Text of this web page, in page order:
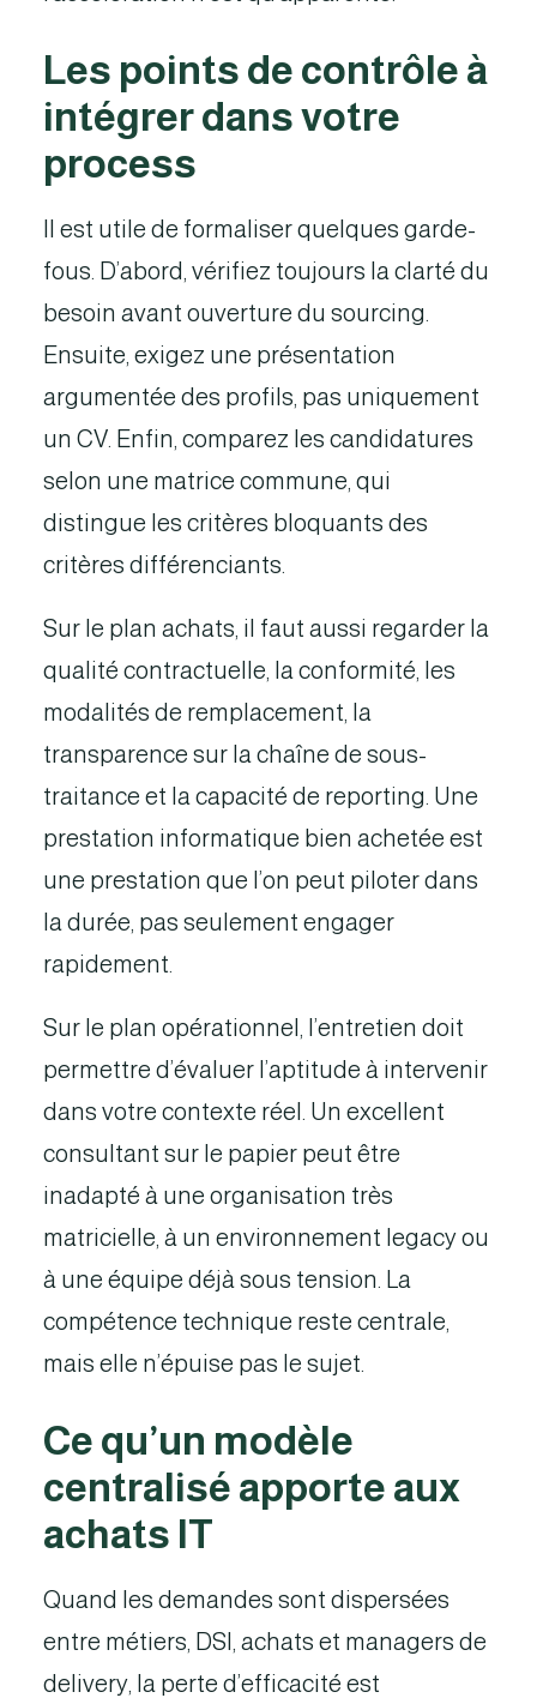
Les points de contrôle à
intégrer dans votre
process
Il est utile de formaliser quelques garde-
fous. D’abord, vérifiez toujours la clarté du
besoin avant ouverture du sourcing.
Ensuite, exigez une présentation
argumentée des profils, pas uniquement
un CV. Enfin, comparez les candidatures
selon une matrice commune, qui
distingue les critères bloquants des
critères différenciants.
Sur le plan achats, il faut aussi regarder la
qualité contractuelle, la conformité, les
modalités de remplacement, la
transparence sur la chaîne de sous-
traitance et la capacité de reporting. Une
prestation informatique bien achetée est
une prestation que l’on peut piloter dans
la durée, pas seulement engager
rapidement.
Sur le plan opérationnel, l’entretien doit
permettre d’évaluer l’aptitude à intervenir
dans votre contexte réel. Un excellent
consultant sur le papier peut être
inadapté à une organisation très
matricielle, à un environnement legacy ou
à une équipe déjà sous tension. La
compétence technique reste centrale,
mais elle n’épuise pas le sujet.
Ce qu’un modèle
centralisé apporte aux
achats IT
Quand les demandes sont dispersées
entre métiers, DSI, achats et managers de
delivery, la perte d’efficacité est